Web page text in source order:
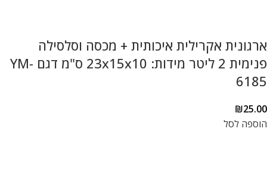
ארגונית אקרילית איכותית + מכסה וסלסילה
פנימית 2 ליטר מידות: 23x15x10 ס"מ דגם YM-
6185
₪25.00
הוספה לסל